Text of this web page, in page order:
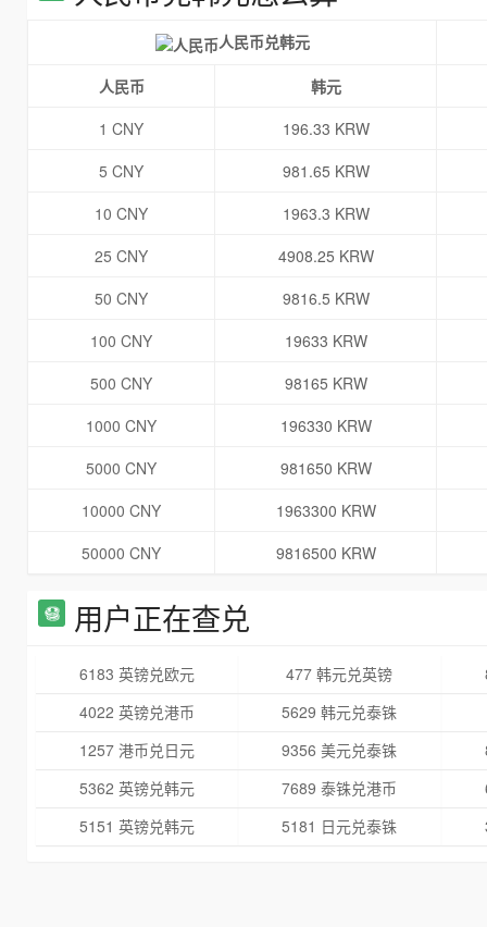
人民币兑韩元
人民币
韩元
1 CNY
196.33 KRW
5 CNY
981.65 KRW
10 CNY
1963.3 KRW
25 CNY
4908.25 KRW
50 CNY
9816.5 KRW
100 CNY
19633 KRW
500 CNY
98165 KRW
1000 CNY
196330 KRW
5000 CNY
981650 KRW
10000 CNY
1963300 KRW
50000 CNY
9816500 KRW
用户正在查兑
6183 英镑兑欧元 477 韩元兑英镑
4022 英镑兑港币
5629 韩元兑泰铢
1257 港币兑日元
9356 美元兑泰铢
5362 英镑兑韩元
7689 泰铢兑港币
5151 英镑兑韩元
5181 日元兑泰铢